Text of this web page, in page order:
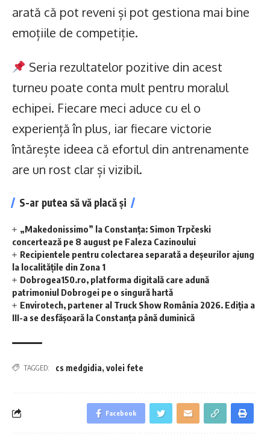
arată că pot reveni și pot gestiona mai bine
emoțiile de competiție.
Seria rezultatelor pozitive din acest
turneu poate conta mult pentru moralul
echipei. Fiecare meci aduce cu el o
experiență în plus, iar fiecare victorie
întărește ideea că efortul din antrenamente
are un rost clar și vizibil.
S-ar putea să vă placă și
„Makedonissimo” la Constanța: Simon Trpčeski
concertează pe 8 august pe Faleza Cazinoului
Recipientele pentru colectarea separată a deșeurilor ajung
la localitățile din Zona 1
Dobrogea150.ro, platforma digitală care adună
patrimoniul Dobrogei pe o singură hartă
Envirotech, partener al Truck Show România 2026. Ediția a
III-a se desfășoară la Constanța până duminică
TAGGED: cs medgidia, volei fete
Facebook